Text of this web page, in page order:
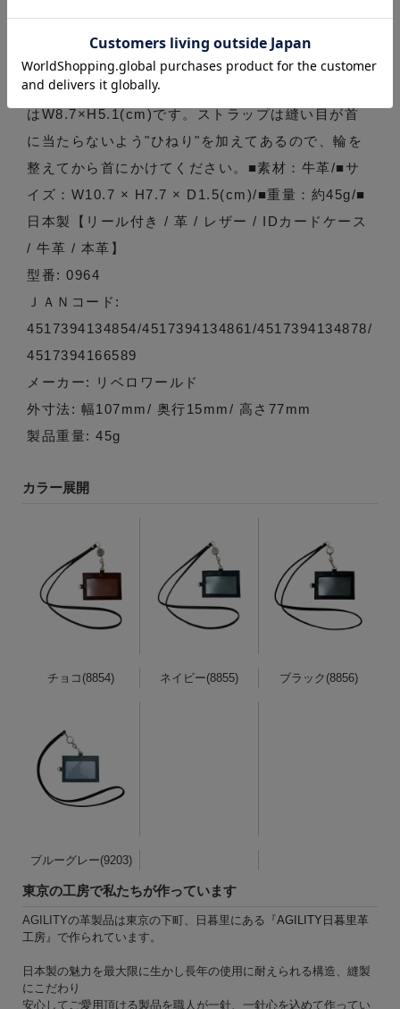
40cmまで伸長するリールコード付きで、ICカード
をリーダーにかざす際に便利です。透明窓のサイズ
はW8.7×H5.1(cm)です。ストラップは縫い目が首
に当たらないよう"ひねり"を加えてあるので、輪を
整えてから首にかけてください。■素材：牛革/■サ
イズ：W10.7 × H7.7 × D1.5(cm)/■重量：約45g/■
日本製【リール付き / 革 / レザー / IDカードケース
/ 牛革 / 本革】
型番: 0964
ＪＡＮコード:
4517394134854/4517394134861/4517394134878/
4517394166589
メーカー: リベロワールド
外寸法: 幅107mm/ 奥行15mm/ 高さ77mm
製品重量: 45g
カラー展開
チョコ(8854) ネイビー(8855) ブラック(8856)
ブルーグレー(9203)
東京の工房で私たちが作っています
AGILITYの革製品は東京の下町、日暮里にある『AGILITY日暮里革
工房』で作られています。
日本製の魅力を最大限に生かし長年の使用に耐えられる構造、縫製
にこだわり
安心してご愛用頂ける製品を職人が一針、一針心を込めて作ってい